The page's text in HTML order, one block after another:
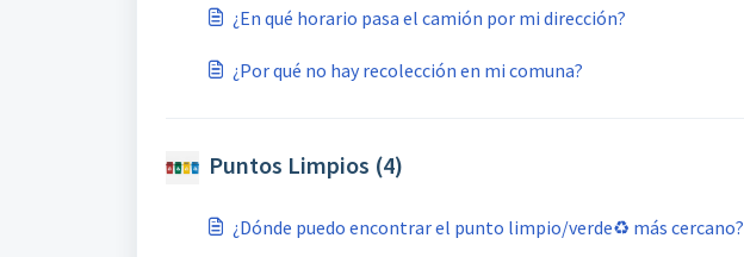
¿En qué horario pasa el camión por mi dirección?
¿Por qué no hay recolección en mi comuna?
Puntos Limpios (4)
¿Dónde puedo encontrar el punto limpio/verde♻️ más cercano?